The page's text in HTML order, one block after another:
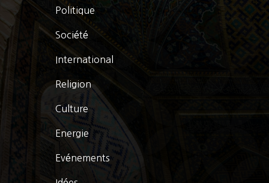
Politique
Société
International
Religion
Culture
Energie
Evénements